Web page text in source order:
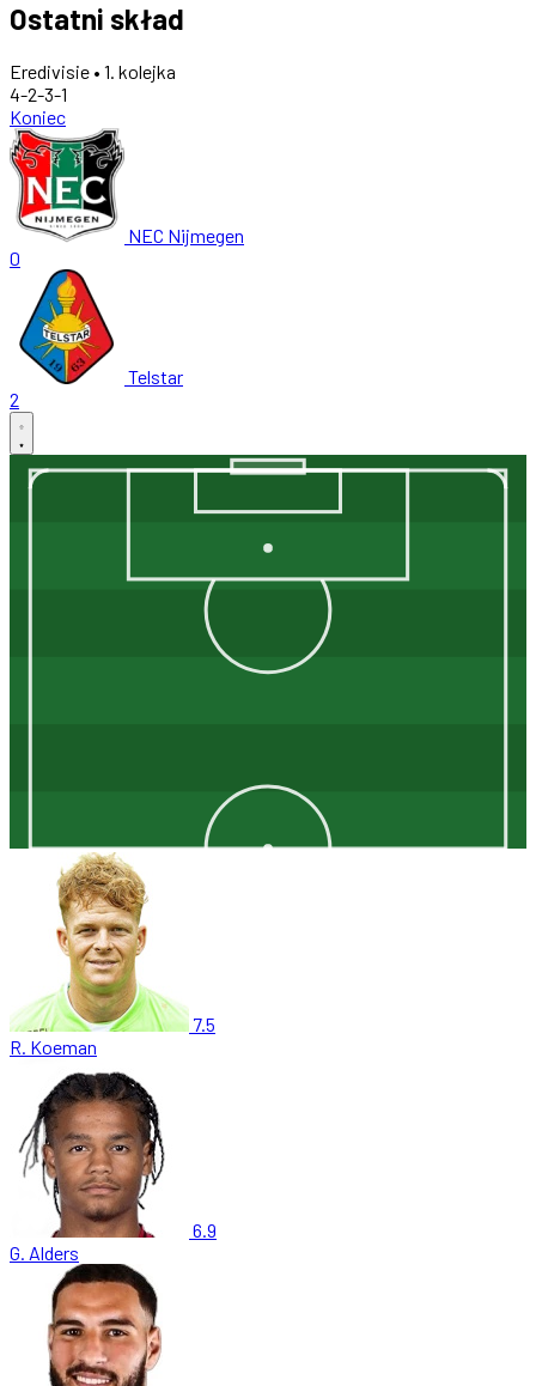
Ostatni skład
Eredivisie • 1. kolejka
4-2-3-1
Koniec
NEC Nijmegen
0
Telstar
2
7.5
R. Koeman
6.9
G. Alders